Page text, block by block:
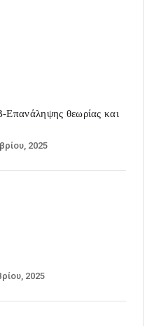
θεωρίας και
2025
2025